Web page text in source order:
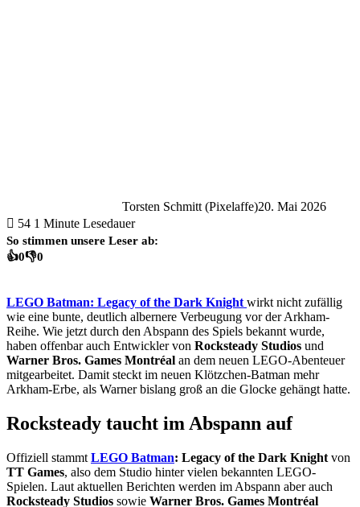
Torsten Schmitt (Pixelaffe)20. Mai 2026
54 1 Minute Lesedauer
So stimmen unsere Leser ab:
👍0👎0
LEGO Batman: Legacy of the Dark Knight wirkt nicht zufällig
wie eine bunte, deutlich albernere Verbeugung vor der Arkham-
Reihe. Wie jetzt durch den Abspann des Spiels bekannt wurde,
haben offenbar auch Entwickler von Rocksteady Studios und
Warner Bros. Games Montréal an dem neuen LEGO-Abenteuer
mitgearbeitet. Damit steckt im neuen Klötzchen-Batman mehr
Arkham-Erbe, als Warner bislang groß an die Glocke gehängt hatte.
Rocksteady taucht im Abspann auf
Offiziell stammt LEGO Batman: Legacy of the Dark Knight von
TT Games, also dem Studio hinter vielen bekannten LEGO-
Spielen. Laut aktuellen Berichten werden im Abspann aber auch
Rocksteady Studios sowie Warner Bros. Games Montréal